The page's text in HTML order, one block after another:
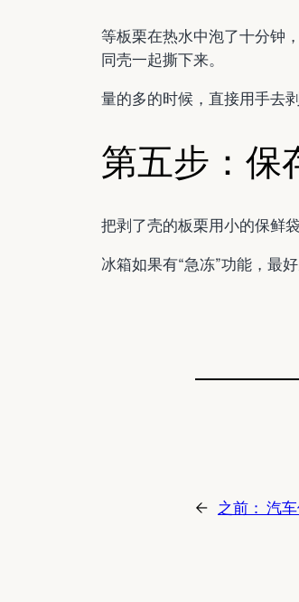
等板栗在热水中泡了十分钟
同壳一起撕下来。
量的多的时候，直接用手去
第五步：保
把剥了壳的板栗用小的保鲜
冰箱如果有“急冻”功能，最
← 之前： 汽